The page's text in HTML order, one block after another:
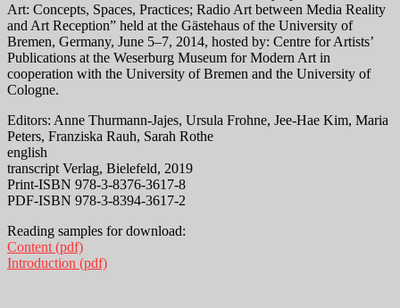
Art: Concepts, Spaces, Practices; Radio Art between Media Reality
and Art Reception” held at the Gästehaus of the University of
Bremen, Germany, June 5–7, 2014, hosted by: Centre for Artists’
Publications at the Weserburg Museum for Modern Art in
cooperation with the University of Bremen and the University of
Cologne.
Editors: Anne Thurmann-Jajes, Ursula Frohne, Jee-Hae Kim, Maria
Peters, Franziska Rauh, Sarah Rothe
english
transcript Verlag, Bielefeld, 2019
Print-ISBN 978-3-8376-3617-8
PDF-ISBN 978-3-8394-3617-2
Reading samples for download:
Content (pdf)
Introduction (pdf)